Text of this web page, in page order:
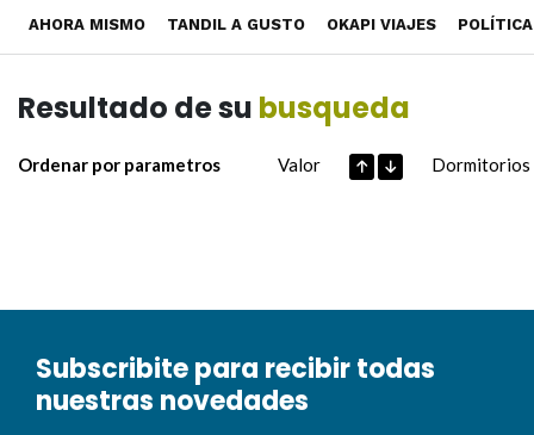
AHORA MISMO TANDIL A GUSTO OKAPI VIAJES POLÍTICA
Resultado de su busqueda
Ordenar por parametros Valor Dormitorios
Subscribite para recibir todas
nuestras novedades